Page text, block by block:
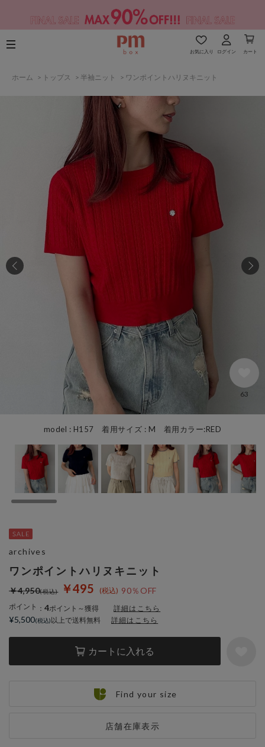
お気に入り ログイン カート
ホーム > トップス > 半袖ニット > ワンポイントハリヌキニット
model : H157 着用サイズ : M 着用カラー:RED
63
ワンポイントハリヌキニット
￥495 90％OFF
￥4,950
ポイント ： 4ポイント～獲得 詳細はこちら
カートに入れる
店舗在庫表示
archives
¥5,500 以上で送料無料 詳細はこちら
Find your size